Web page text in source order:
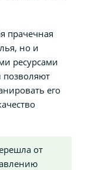
прачечная
но и
ресурсами
позволяют
его
от